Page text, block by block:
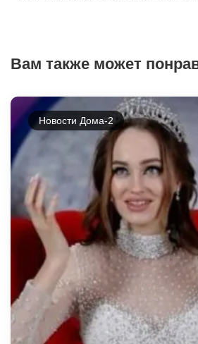
Вам также может
Новости Дома-2